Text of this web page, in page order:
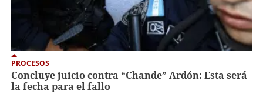
PROCESOS
Concluye juicio contra “Chande” Ardón: Esta será
la fecha para el fallo